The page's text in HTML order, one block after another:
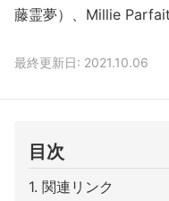
藤霊夢）、Millie
最終更新日: 2021.10.06
目次
関連リンク